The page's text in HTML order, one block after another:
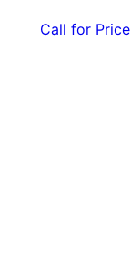
Call for Price